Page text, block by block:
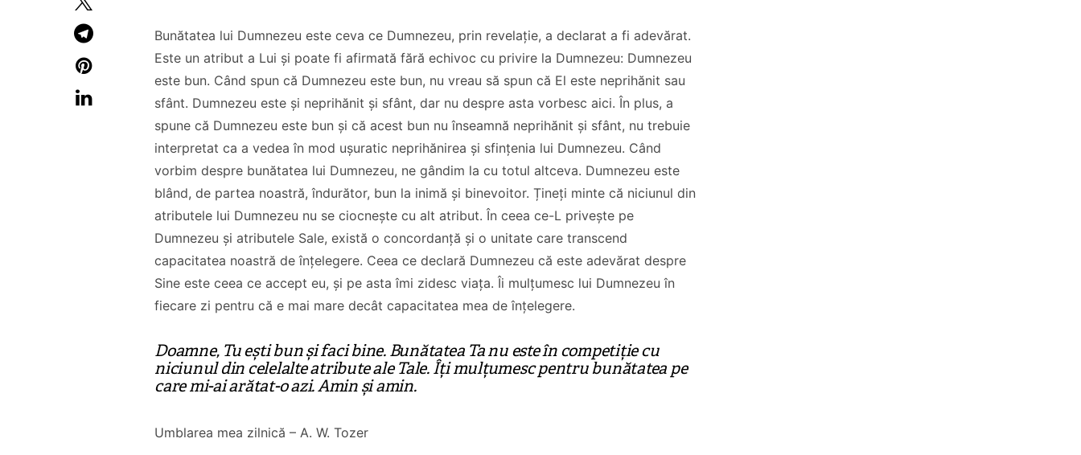
Co-fondatorul
din Africa de Sud,
Bunătatea lui Dumnezeu este ceva ce Dumnezeu, prin revelație, a declarat a fi adevărat.
Este un atribut a Lui și poate fi afirmată fără echivoc cu privire la Dumnezeu: Dumnezeu
este bun. Când spun că Dumnezeu este bun, nu vreau să spun că El este neprihănit sau
sfânt. Dumnezeu este și neprihănit și sfânt, dar nu despre asta vorbesc aici. În plus, a
spune că Dumnezeu este bun și că acest bun nu înseamnă neprihănit și sfânt, nu trebuie
interpretat ca a vedea în mod ușuratic neprihănirea și sfințenia lui Dumnezeu. Când
vorbim despre bunătatea lui Dumnezeu, ne gândim la cu totul altceva. Dumnezeu este
blând, de partea noastră, îndurător, bun la inimă și binevoitor. Țineți minte că niciunul din
atributele lui Dumnezeu nu se ciocnește cu alt atribut. În ceea ce-L privește pe
Dumnezeu și atributele Sale, există o concordanță și o unitate care transcend
capacitatea noastră de înțelegere. Ceea ce declară Dumnezeu că este adevărat despre
Sine este ceea ce accept eu, și pe asta îmi zidesc viața. Îi mulțumesc lui Dumnezeu în
fiecare zi pentru că e mai mare decât capacitatea mea de înțelegere.
Doamne, Tu ești bun și faci bine. Bunătatea Ta nu este în competiție cu
niciunul din celelalte atribute ale Tale. Îți mulțumesc pentru bunătatea pe
care mi-ai arătat-o azi. Amin și amin.
Umblarea mea zilnică – A. W. Tozer